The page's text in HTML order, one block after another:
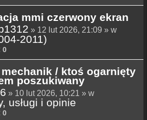
mmi czerwony ekran
» 12 lut 2026, 21:09 » w
2011)
0
mechanik / ktoś ogarnięty
poszukiwany
» 10 lut 2026, 10:21 » w
usługi i opinie
0